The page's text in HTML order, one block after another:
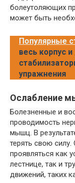
болеутоляющих
может быть
Популярные
весь корпус и
упражнения
Ослабление
Болезненные и
проводимость
мышц. В
терять свою
проявляться как
лестнице, так и
движений, таких